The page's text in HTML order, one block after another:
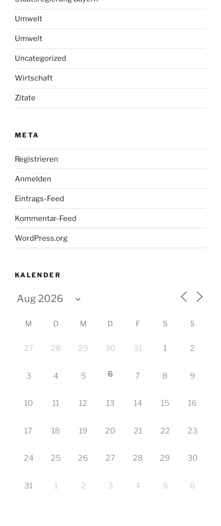
Umwelt
Umwelt
Uncategorized
Wirtschaft
Zitate
META
Registrieren
Anmelden
Eintrags-Feed
Kommentar-Feed
WordPress.org
KALENDER
M D M D F S S
27 28 29 30 31 1 2
3 4 5 6 7 8 9
10 11 12 13 14 15 16
17 18 19 20 21 22 23
24 25 26 27 28 29 30
31 1 2 3 4 5 6